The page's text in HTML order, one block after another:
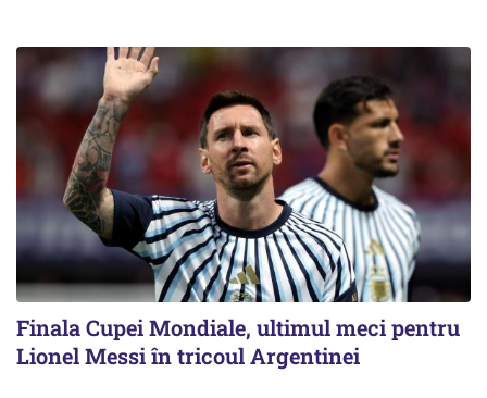
Finala Cupei Mondiale, ultimul meci pentru
Lionel Messi în tricoul Argentinei